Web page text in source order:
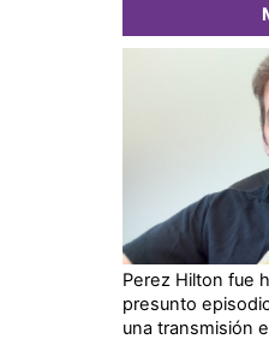
Perez Hilton fue
presunto
una transmisión